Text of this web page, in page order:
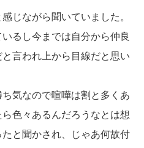
じながら聞いていました。
るし今までは自分から仲良
言われ上から目線だと思い
気なので喧嘩は割と多くあ
色々あるんだろうなとは想
と聞かされ、じゃあ何故付